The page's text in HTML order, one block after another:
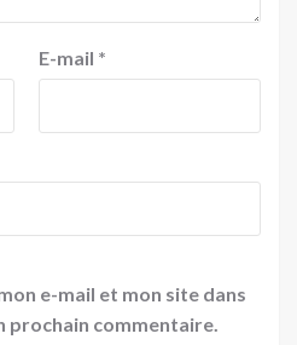
E-mail *
e-mail et mon site dans
prochain commentaire.